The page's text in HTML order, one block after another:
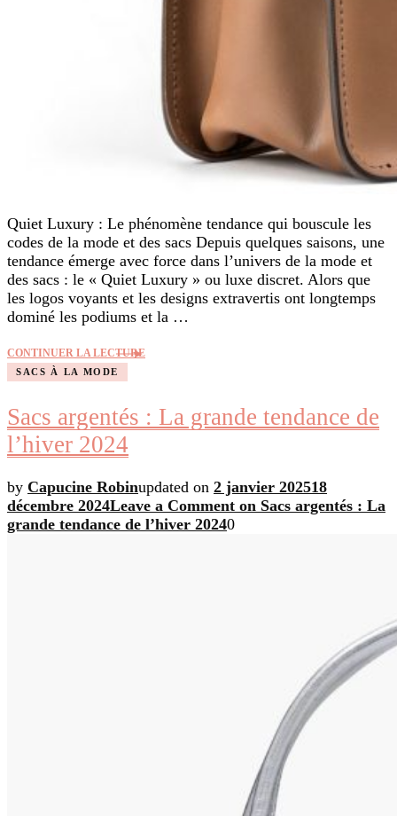
Quiet Luxury : Le phénomène tendance qui bouscule les
codes de la mode et des sacs Depuis quelques saisons, une
tendance émerge avec force dans l’univers de la mode et
des sacs : le « Quiet Luxury » ou luxe discret. Alors que
les logos voyants et les designs extravertis ont longtemps
dominé les podiums et la …
CONTINUER LA LECTURE
SACS À LA MODE
Sacs argentés : La grande tendance de
l’hiver 2024
by Capucine Robinupdated on 2 janvier 202518
décembre 2024Leave a Comment on Sacs argentés : La
grande tendance de l’hiver 20240